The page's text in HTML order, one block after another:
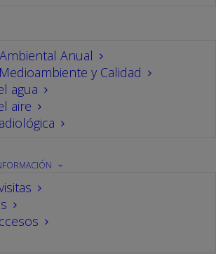
Anual
y Calidad
agua
aire
imprevisto que provoca daños a
o una perturbación en su buena
implicar, para una o más
una dosis superior a los límites
incidente).
partículas
de radiación en el cual se
de un chorro de partículas
protones, etc.). Según el